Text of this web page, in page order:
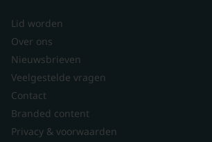
Lid worden
Over ons
Nieuwsbrieven
Veelgestelde vragen
Contact
Branded content
Privacy & voorwaarden